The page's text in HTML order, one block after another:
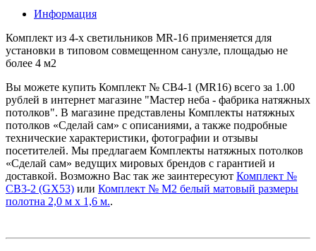
Информация
Комплект из 4-х светильников MR-16 применяется для
установки в типовом совмещенном санузле, площадью не
более 4 м2
Вы можете купить Комплект № СВ4-1 (MR16) всего за 1.00
рублей в интернет магазине "Мастер неба - фабрика натяжных
потолков". В магазине представлены Комплекты натяжных
потолков «Сделай сам» с описаниями, а также подробные
технические характеристики, фотографии и отзывы
посетителей. Мы предлагаем Комплекты натяжных потолков
«Сделай сам» ведущих мировых брендов с гарантией и
доставкой. Возможно Вас так же заинтересуют Комплект №
СВ3-2 (GX53) или Комплект № М2 белый матовый размеры
полотна 2,0 м х 1,6 м..